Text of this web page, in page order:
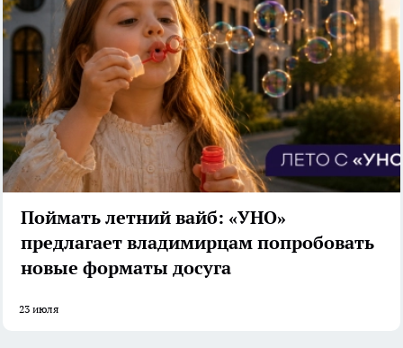
Поймать летний вайб: «УНО»
предлагает владимирцам попробовать
новые форматы досуга
23 июля